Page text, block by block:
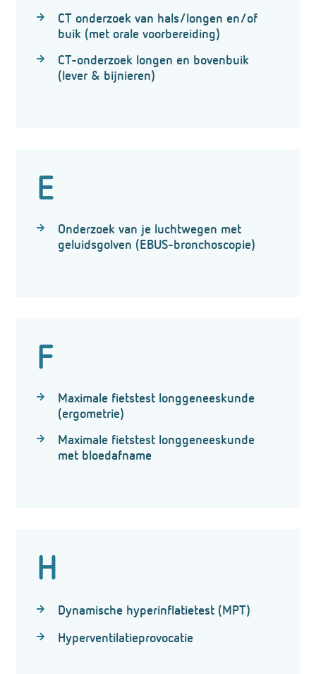
CT onderzoek van hals/longen en/of
buik (met orale voorbereiding)
CT-onderzoek longen en bovenbuik
(lever & bijnieren)
E
Onderzoek van je luchtwegen met
geluidsgolven (EBUS-bronchoscopie)
F
Maximale fietstest longgeneeskunde
(ergometrie)
Maximale fietstest longgeneeskunde
met bloedafname
H
Dynamische hyperinflatietest (MPT)
Hyperventilatieprovocatie